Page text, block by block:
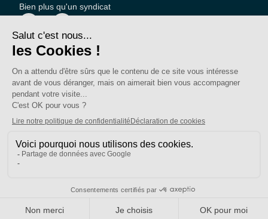
Bien plus qu'un syndicat
Nous connaître
Qui sommes-nous ?
Nos sections locales
Partenariats et relations
Pour vous
On vous accompagne
Une question ?
Votre section locale
FAQ
Votre espace
Accéder à mon compte